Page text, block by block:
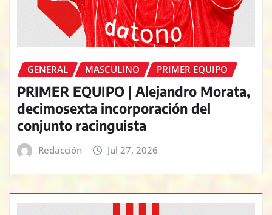
GENERAL MASCULINO PRIMER EQUIPO
PRIMER EQUIPO | Alejandro Morata,
decimosexta incorporación del
conjunto racinguista
Redacción Jul 27, 2026